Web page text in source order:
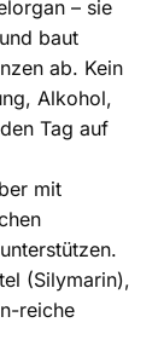
– sie
baut
ab. Kein
Alkohol,
Tag auf
mit
(Silymarin),
reiche